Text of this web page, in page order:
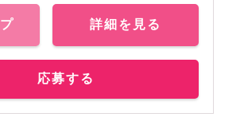
詳細を見る
応募する